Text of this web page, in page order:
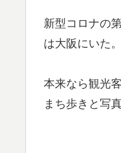
新型コロナの
は大阪にいた。
本来なら観光
まち歩きと写